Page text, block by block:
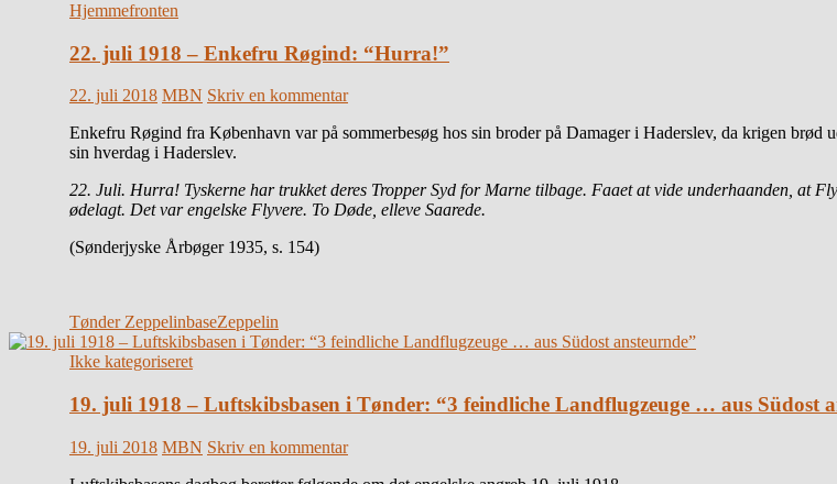
Hjemmefronten
22. juli 1918 – Enkefru Røgind: “Hurra!”
22. juli 2018 MBN Skriv en kommentar
Enkefru Røgind fra København var på sommerbesøg hos sin broder på Damager i Haderslev, da krigen
sin hverdag i Haderslev.
22. Juli. Hurra! Tyskerne har trukket deres Tropper Syd for Marne tilbage. Faaet at vide underhaanden, at
ødelagt. Det var engelske Flyvere. To Døde, elleve Saarede.
(Sønderjyske Årbøger 1935, s. 154)
Tønder ZeppelinbaseZeppelin
Ikke kategoriseret
19. juli 1918 – Luftskibsbasen i Tønder: “3 feindliche Landflugzeuge … aus Südost
19. juli 2018 MBN Skriv en kommentar